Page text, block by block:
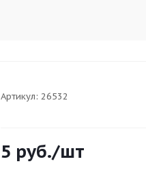
Артикул: 26532
5 руб./шт